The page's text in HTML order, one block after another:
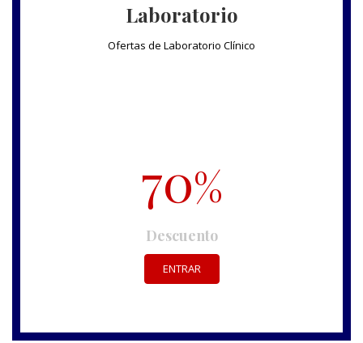
Laboratorio
Ofertas de Laboratorio Clínico
70%
Descuento
ENTRAR